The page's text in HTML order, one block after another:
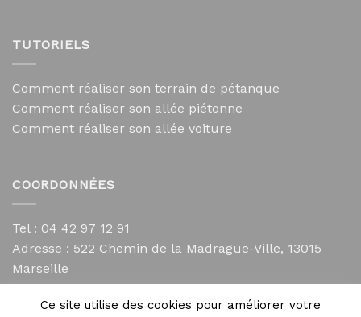
TUTORIELS
Comment réaliser son terrain de pétanque
Comment réaliser son allée piétonne
Comment réaliser son allée voiture
COORDONNÉES
Tel : 04 42 97 12 91
Adresse : 522 Chemin de la Madrague-Ville, 13015
Marseille
contact@mycailloux.com
Mentions légales
Ce site utilise des cookies pour améliorer votre